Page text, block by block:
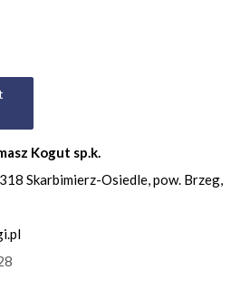
Kogut sp.k.
Skarbimierz-Osiedle, pow. Brzeg,